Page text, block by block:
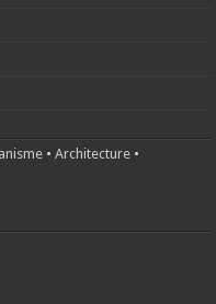
•Architecture •